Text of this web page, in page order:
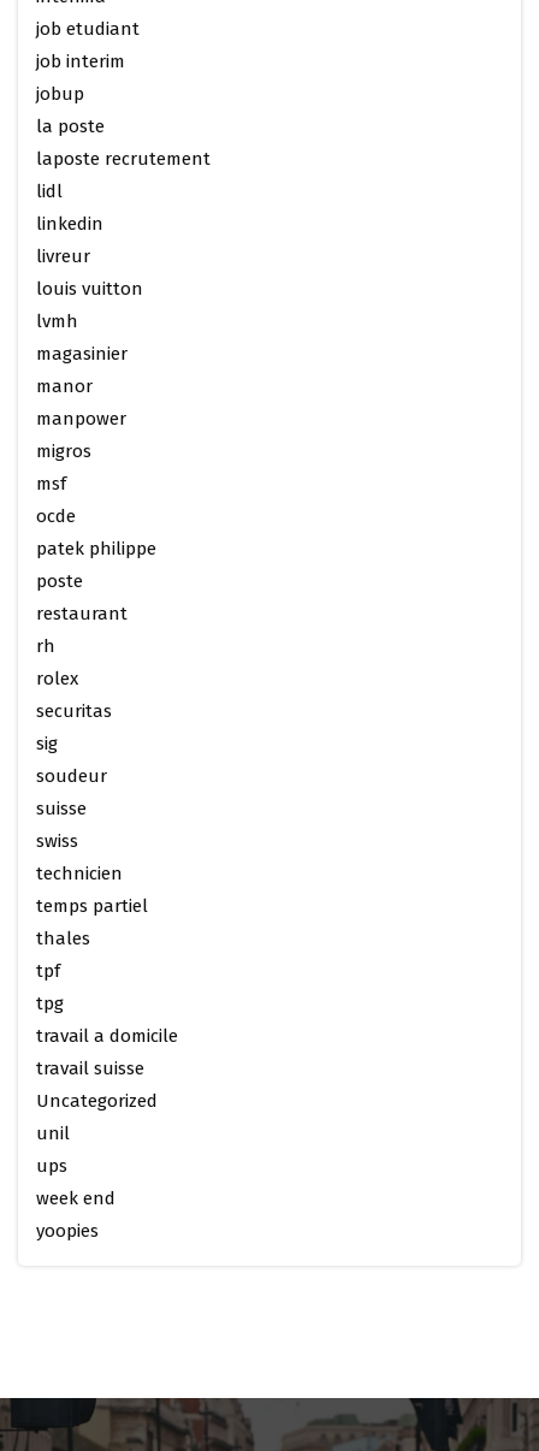
job etudiant
job interim
jobup
la poste
laposte recrutement
lidl
linkedin
livreur
louis vuitton
lvmh
magasinier
manor
manpower
migros
msf
ocde
patek philippe
poste
restaurant
rh
rolex
securitas
sig
soudeur
suisse
swiss
technicien
temps partiel
thales
tpf
tpg
travail a domicile
travail suisse
Uncategorized
unil
ups
week end
yoopies